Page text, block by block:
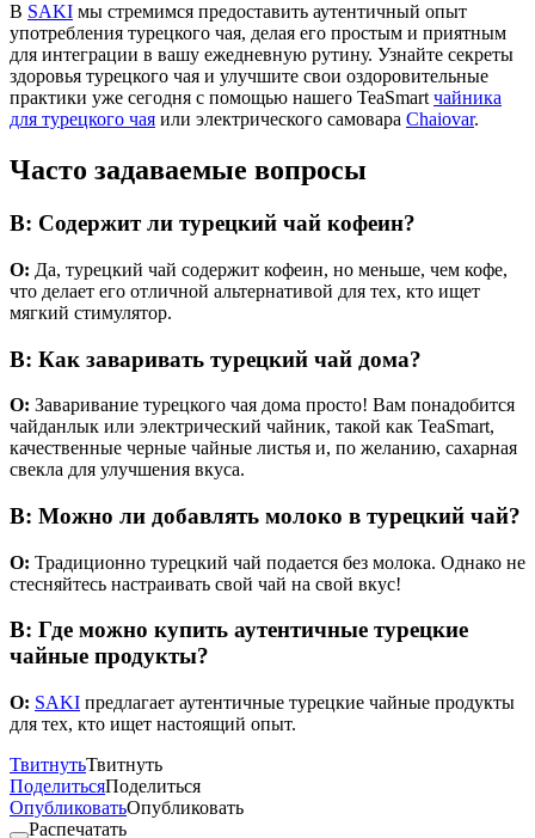
В SAKI мы стремимся предоставить аутентичный опыт
употребления турецкого чая, делая его простым и приятным
для интеграции в вашу ежедневную рутину. Узнайте секреты
здоровья турецкого чая и улучшите свои оздоровительные
практики уже сегодня с помощью нашего TeaSmart чайника
для турецкого чая или электрического самовара Chaiovar.
Часто задаваемые вопросы
В: Содержит ли турецкий чай кофеин?
О: Да, турецкий чай содержит кофеин, но меньше, чем кофе,
что делает его отличной альтернативой для тех, кто ищет
мягкий стимулятор.
В: Как заваривать турецкий чай дома?
О: Заваривание турецкого чая дома просто! Вам понадобится
чайданлык или электрический чайник, такой как TeaSmart,
качественные черные чайные листья и, по желанию, сахарная
свекла для улучшения вкуса.
В: Можно ли добавлять молоко в турецкий чай?
О: Традиционно турецкий чай подается без молока. Однако не
стесняйтесь настраивать свой чай на свой вкус!
В: Где можно купить аутентичные турецкие
чайные продукты?
О: SAKI предлагает аутентичные турецкие чайные продукты
для тех, кто ищет настоящий опыт.
ТвитнутьТвитнуть
ПоделитьсяПоделиться
ОпубликоватьОпубликовать
Распечатать